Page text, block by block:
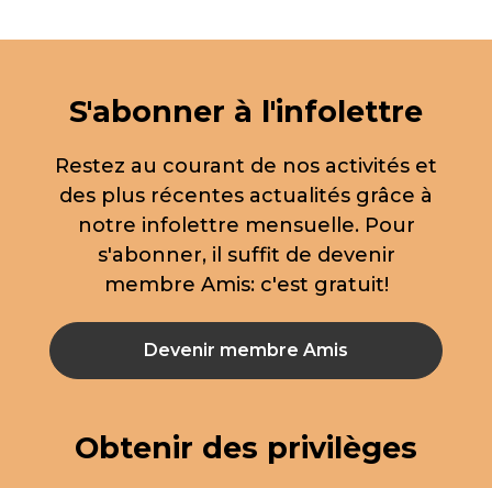
S'abonner à l'infolettre
Restez au courant de nos activités et
des plus récentes actualités grâce à
notre infolettre mensuelle. Pour
s'abonner, il suffit de devenir
membre Amis: c'est gratuit!
Devenir membre Amis
Obtenir des privilèges